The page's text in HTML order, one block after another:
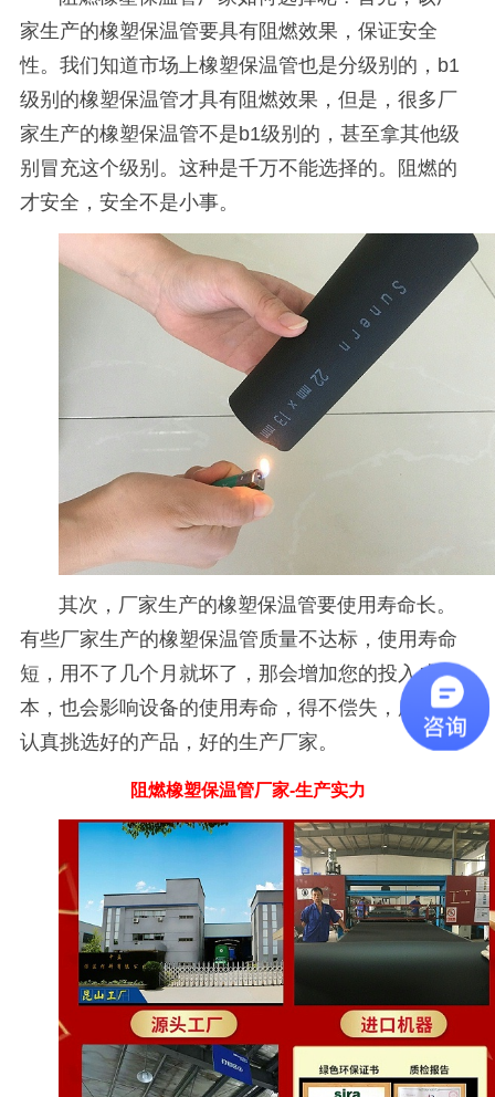
家生产的橡塑保温管要具有阻燃效果，保证安全
性。我们知道市场上橡塑保温管也是分级别的， b1
级别的橡塑保温管才具有阻燃效果，但是，很多厂
家生产的橡塑保温管不是b1级别的，甚至拿其他级
别冒充这个级别。这种是千万不能选择的。阻燃的
才安全，安全不是小事。
其次，厂家生产的橡塑保温管要使用寿命长。
有些厂家生产的橡塑保温管质量不达标，使用寿命
短，用不了几个月就坏了，那会增加您的投入成
本，也会影响设备的使用寿命，得不偿失，所以要
认真挑选好的产品，好的生产厂家。
阻燃橡塑保温管厂家-生产实力